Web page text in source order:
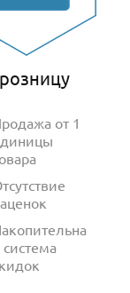
от 1
система